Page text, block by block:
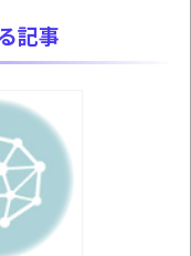
没収しはじめる
歳、結婚を発表
誤審で炎上とか
オタクの夏の風
況とか 金ローで
ノーカット＆地
記事